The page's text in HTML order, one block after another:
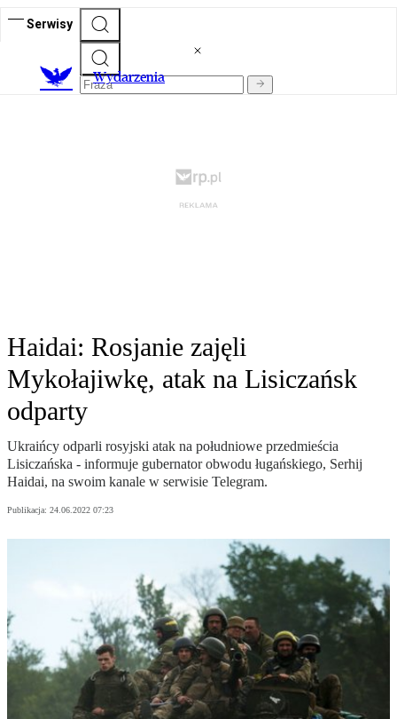
Serwisy
Wydarzenia
Haidai: Rosjanie zajęli
Mykołajiwkę, atak na Lisiczańsk
odparty
Ukraińcy odparli rosyjski atak na południowe przedmieścia
Lisiczańska - informuje gubernator obwodu ługańskiego, Serhij
Haidai, na swoim kanale w serwisie Telegram.
Publikacja: 24.06.2022 07:23